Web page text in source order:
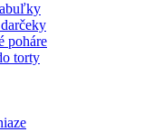
poháre
torty